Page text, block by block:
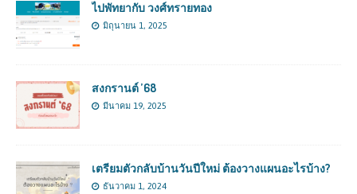
ไปพัทยากับ วงศ์ทรายทอง
มิถุนายน 1, 2025
สงกรานต์ ’68
มีนาคม 19, 2025
เตรียมตัวกลับบ้านวันปีใหม่ ต้องวางแผนอะไรบ้าง?
ธันวาคม 1, 2024